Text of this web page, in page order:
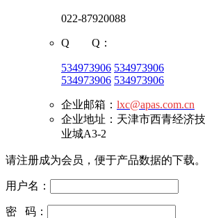
022-87920088
Q Q：
534973906 534973906
534973906 534973906
企业邮箱： lxc@apas.com.cn
企业地址：天津市西青经济
业城A3-2
请注册成为会员，便于产品数据的下载。
用户名：
密 码：